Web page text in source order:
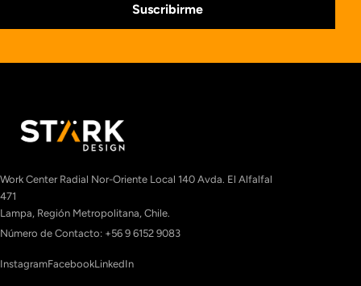
Suscribirme
Work Center Radial Nor-Oriente Local 140 Avda. El Alfalfal
471
Lampa, Región Metropolitana, Chile.
Número de Contacto: +56 9 6152 9083
InstagramFacebookLinkedIn